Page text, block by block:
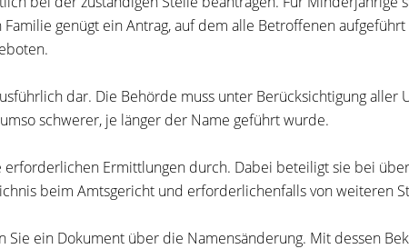
genügt ein Antrag, auf dem alle Betroffenen
dar. Die Behörde muss unter Berücksichtigung aller
schwerer, je länger der Name geführt wurde.
Ermittlungen durch. Dabei beteiligt sie bei
beim Amtsgericht und erforderlichenfalls von weiteren
Sie ein Dokument über die Namensänderung. Mit dessen